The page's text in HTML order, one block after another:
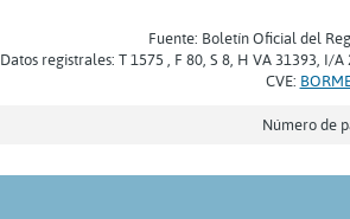
Fuente: Boletín Oficial del
Datos registrales: T 1575 , F 80, S 8, H VA 31393, I/
CVE:
Número de